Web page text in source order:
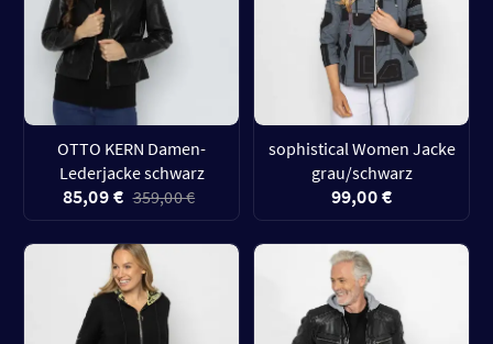
OTTO KERN Damen-
Lederjacke schwarz
85,09 € 359,00 €
sophistical Women Jacke
grau/schwarz
99,00 €